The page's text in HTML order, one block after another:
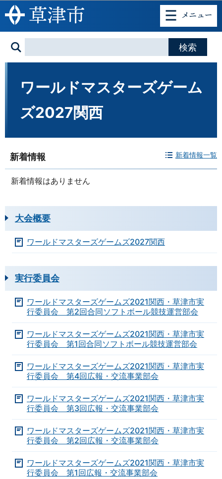
このページの本文へ移動
ワールドマスターズゲーム
ズ2027関西
新着情報 新着情報一覧
新着情報はありません
大会概要
ワールドマスターズゲームズ2027関西
実行委員会
ワールドマスターズゲームズ2021関西・草津市実
行委員会 第2回合同ソフトボール競技運営部会
ワールドマスターズゲームズ2021関西・草津市実
行委員会 第1回合同ソフトボール競技運営部会
ワールドマスターズゲームズ2021関西・草津市実
行委員会 第4回広報・交流事業部会
ワールドマスターズゲームズ2021関西・草津市実
行委員会 第3回広報・交流事業部会
ワールドマスターズゲームズ2021関西・草津市実
行委員会 第2回広報・交流事業部会
ワールドマスターズゲームズ2021関西・草津市実
行委員会 第1回広報・交流事業部会